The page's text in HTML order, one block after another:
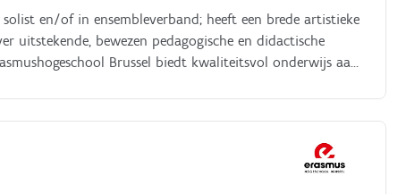
en/of in ensembleverband; heeft een brede artistieke
uitstekende, bewezen pedagogische en didactische
Brussel biedt kwaliteitsvol onderwijs aan
in vrijheid en wederzijds respect.